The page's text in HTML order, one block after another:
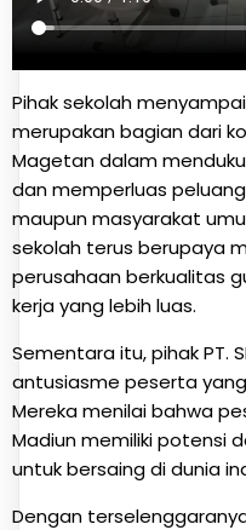
Pihak sekolah
merupakan bagian dari
Magetan dalam
dan memperluas peluang
maupun masyarakat
sekolah terus berupaya
perusahaan berkualitas
kerja yang lebih luas.
Sementara itu, pihak PT.
antusiasme peserta
Mereka menilai bahwa
Madiun memiliki potensi
untuk bersaing di dunia
Dengan